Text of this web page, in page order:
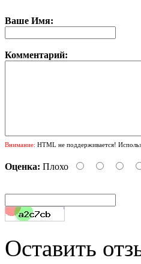
Ваше Имя:
Комментарий:
Внимание: HTML не поддерживается!
Оценка: Плохо
Оставить